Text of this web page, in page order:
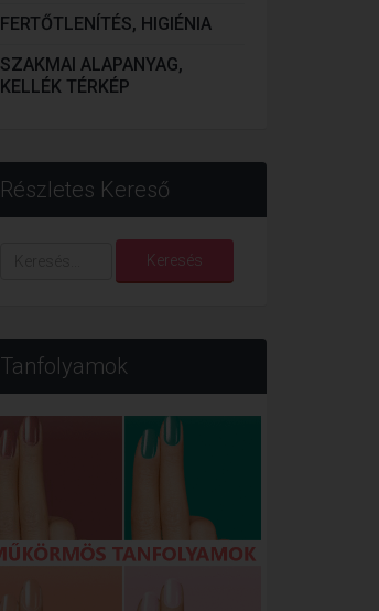
FERTŐTLENÍTÉS, HIGIÉNIA
SZAKMAI ALAPANYAG,
KELLÉK TÉRKÉP
Részletes Kereső
Keresés
Tanfolyamok